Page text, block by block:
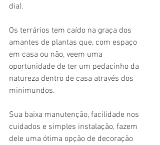
dia).
Os terrários tem caído na graça dos
amantes de plantas que, com espaço
em casa ou não, veem uma
oportunidade de ter um pedacinho da
natureza dentro de casa através dos
minimundos.
Sua baixa manutenção, facilidade nos
cuidados e simples instalação, fazem
dele uma ótima opção de decoração